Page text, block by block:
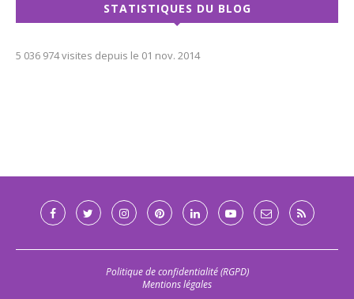
STATISTIQUES DU BLOG
5 036 974 visites depuis le 01 nov. 2014
Politique de confidentialité (RGPD)
Mentions légales